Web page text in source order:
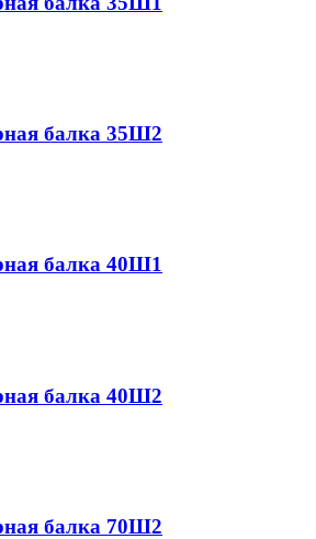
балка 35Ш2
балка 40Ш1
балка 40Ш2
балка 70Ш2